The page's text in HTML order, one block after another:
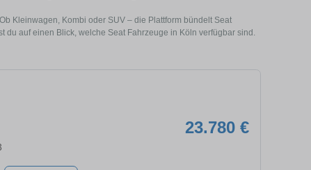
Kleinwagen, Kombi oder SUV – die Plattform bündelt Seat
auf einen Blick, welche Seat Fahrzeuge in Köln verfügbar sind.
23.780 €